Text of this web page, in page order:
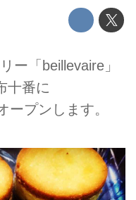
ー「beillevaire」
十番に
ープンします。